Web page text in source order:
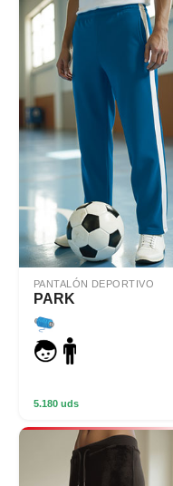
PANTALÓN DEPORTIVO
PARK
5.180 uds